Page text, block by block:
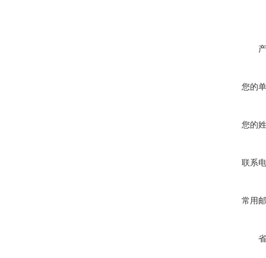
您的
您的
联系
常用